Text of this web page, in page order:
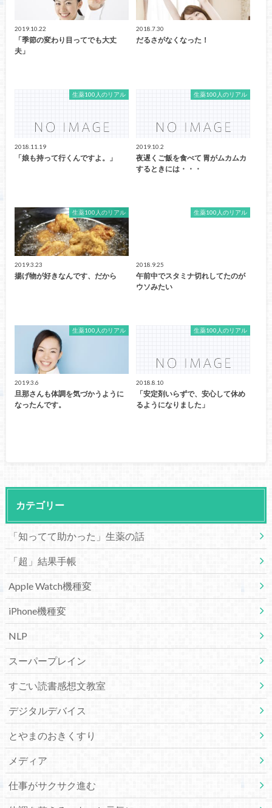
2019.10.22
「季節の変わり目ってでも大丈
夫」
2018.7.30
だるさがなくなった！
生薬100人のリアル
2018.11.19
「娘も持って行くんですよ。」
生薬100人のリアル
2019.10.2
夜遅くご飯を食べて 胃がムカムカ
するときには・・・
生薬100人のリアル
2019.3.23
揚げ物が好きなんです、だから
生薬100人のリアル
2018.9.25
午前中でスタミナ切れしてたのが
ウソみたい
生薬100人のリアル
2019.3.6
旦那さんも体調を気づかうように
なったんです。
生薬100人のリアル
2018.8.10
「安定剤いらずで、安心して休め
るようになりました」
カテゴリー
「知ってて助かった」生薬の話
「超」結果手帳
Apple Watch機種変
iPhone機種変
NLP
スーパープレイン
すごい読書感想文教室
デジタルデバイス
とやまのおきくすり
メディア
仕事がサクサク進む